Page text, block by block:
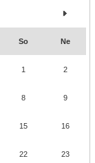
So Ne
1 2
8 9
15 16
22 23